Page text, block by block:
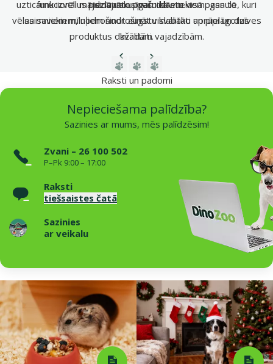
funkcionālus risinājumus gan dzīvniekiem, gan to
saimniekiem, nodrošinot augstu kvalitāti un pielāgotus
produktus dažādām vajadzībām.
piedāvāto preču klāstu.
uzticamu izvēli mājdzīvnieku īpašniekiem visā pasaulē, kuri
vēlas saviem mīluļiem nodrošināt vislabāko aprūpi un dzīves
kvalitāti.
Iepriekšējā lapa
Nākamā lapa
Raksti un padomi
Nepieciešama palīdzība?
Sazinies ar mums, mēs palīdzēsim!
Zvani – 26 100 502
P–Pk 9:00 – 17:00
Raksti
tiešsaistes čatā
Sazinies
ar veikalu